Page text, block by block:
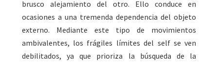
brusco alejamiento del otro. Ello conduce en
ocasiones a una tremenda dependencia del objeto
externo. Mediante este tipo de movimientos
ambivalentes, los frágiles límites del self se ven
debilitados, ya que prioriza la búsqueda de la